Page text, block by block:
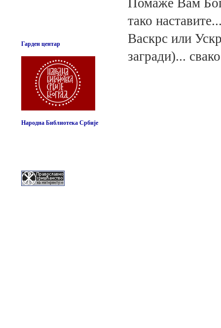
Гарден центар
Народна Библиотека Србије
Помаже Вам Бог
тако
Васкрс или
загради)...